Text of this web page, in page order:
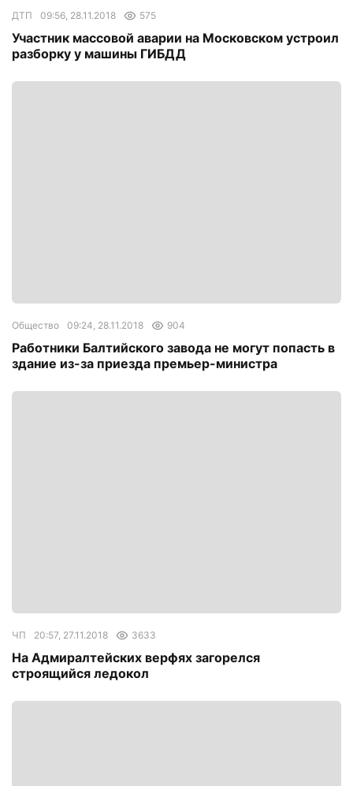
ДТП 09:56, 28.11.2018 575
Участник массовой аварии на Московском устроил
разборку у машины ГИБДД
Общество 09:24, 28.11.2018 904
Работники Балтийского завода не могут попасть в
здание из-за приезда премьер-министра
ЧП 20:57, 27.11.2018 3633
На Адмиралтейских верфях загорелся
строящийся ледокол